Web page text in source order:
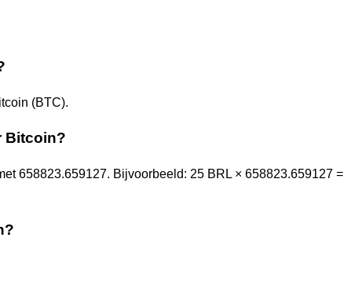
(BTC).
Bitcoin?
658823.659127. Bijvoorbeeld: 25 BRL × 658823.659127 =